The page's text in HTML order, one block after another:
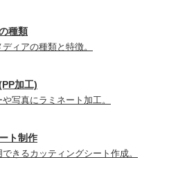
種類
ィアの種類と特徴。
加工)
写真にラミネート加工。
ト制作
きるカッティングシート作成。